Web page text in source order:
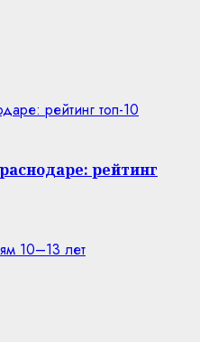
рейтинг топ-10
рейтинг
10–13 лет